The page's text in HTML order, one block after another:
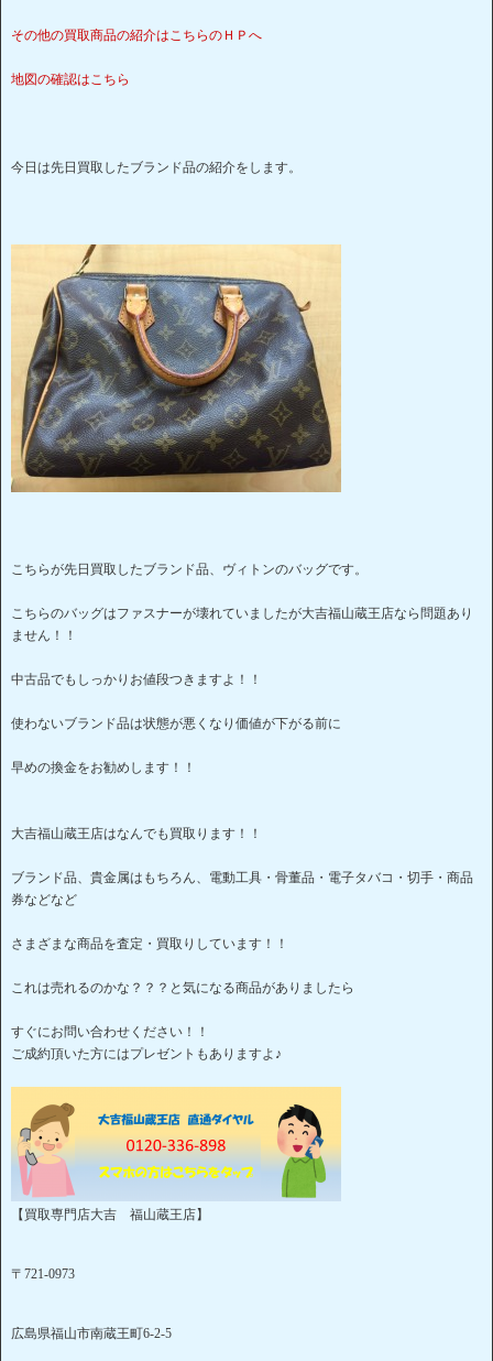
その他の買取商品の紹介はこ ちらのＨＰへ
地図の確認はこちら
今日は先日買取したブランド品の紹介をします。
こちらが先日買取したブランド品、ヴィトンのバッグです。
こちらのバッグはファスナーが壊れていましたが大吉福山蔵王店なら問題あり
ません！！
中古品でもしっかりお値段つきますよ！！
使わないブランド品は状態が悪くなり価値が下がる前に
早めの換金をお勧めします！！
大吉福山蔵王店はなんでも買取ります！！
ブランド品、貴金属はもちろん、電動工具・骨董品・電子タバコ・切手・商品
券などなど
さまざまな商品を査定・買取りしています！！
これは売れるのかな？？？と気になる商品がありましたら
すぐにお問い合わせください！！
ご成約頂いた方にはプレゼントもありますよ♪
【買取専門店大吉 福山蔵王店】
〒721-0973
広島県福山市南蔵王町6-2-5